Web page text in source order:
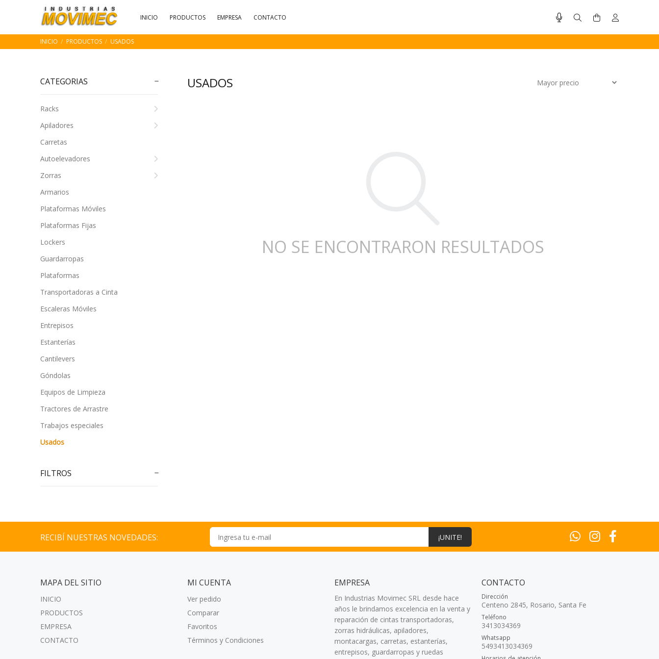
INICIO PRODUCTOS EMPRESA CONTACTO
INICIO PRODUCTOS USADOS
CATEGORIAS
Racks
Apiladores
Carretas
Autoelevadores
Zorras
Armarios
Plataformas Móviles
Plataformas Fijas
Lockers
Guardarropas
Plataformas
Transportadoras a Cinta
Escaleras Móviles
Entrepisos
Estanterías
Cantilevers
Góndolas
Equipos de Limpieza
Tractores de Arrastre
Trabajos especiales
Usados
FILTROS
USADOS
NO SE ENCONTRARON RESULTADOS
RECIBÍ NUESTRAS NOVEDADES: ¡UNITE!
MAPA DEL SITIO
INICIO
PRODUCTOS
EMPRESA
CONTACTO
MI CUENTA
Ver pedido
Comparar
Favoritos
Términos y Condiciones
EMPRESA
En Industrias Movimec SRL desde hace
años le brindamos excelencia en la venta y
reparación de cintas transportadoras,
zorras hidráulicas, apiladores,
montacargas, carretas, estanterías,
entrepisos, guardarropas y ruedas
CONTACTO
Dirección
Centeno 2845, Rosario, Santa Fe
Teléfono
3413034369
Whatsapp
5493413034369